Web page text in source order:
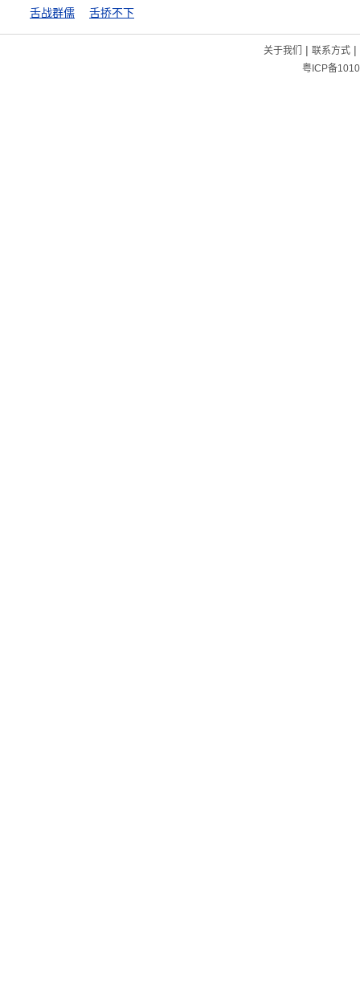
舌战群儒
舌挢不下
关于我们 | 联系方式|
粤ICP备